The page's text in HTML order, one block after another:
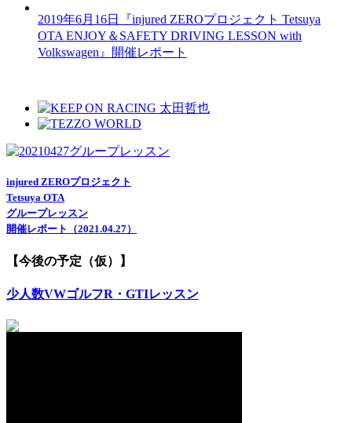
2019年6月16日『injured ZEROプロジェクト Tetsuya
OTA ENJOY＆SAFETY DRIVING LESSON with
Volkswagen』開催レポート
injured ZEROプロジェクト
Tetsuya OTA
グループレッスン
開催レポート（2021.04.27）
【今後の予定（仮）】
少人数VWゴルフR・GTIレッスン